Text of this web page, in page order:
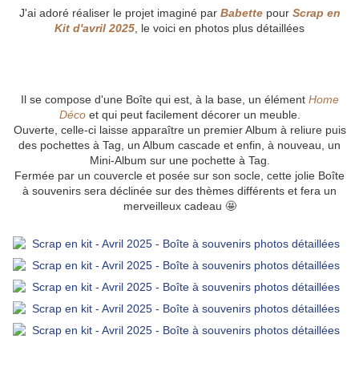
J'ai adoré réaliser le projet imaginé par Babettepour Scrap en
Kit d'avril 2025 , le voici en photos plus détaillées
Il se compose d'une Boîte qui est, à la base, un élément Home
Décoet qui peut facilement décorer un meuble.
Ouverte, celle-ci laisse apparaître un premier Album à reliure puis
des pochettes à Tag, un Album cascade et enfin, à nouveau, un
Mini-Album sur une pochette à Tag.
Fermée par un couvercle et posée sur son socle, cette jolie Boîte
à souvenirs sera déclinée sur des thèmes différents et fera un
merveilleux cadeau 🤩